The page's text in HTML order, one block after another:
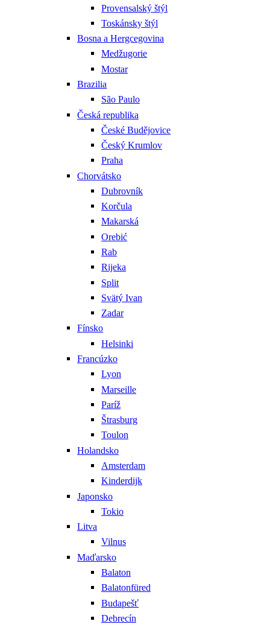
Provensalský štýl
Toskánsky štýl
Bosna a Hergcegovina
Medžugorie
Mostar
Brazilia
São Paulo
Česká republika
České Budějovice
Český Krumlov
Praha
Chorvátsko
Dubrovník
Korčula
Makarská
Orebić
Rab
Rijeka
Split
Svätý Ivan
Zadar
Fínsko
Helsinki
Francúzko
Lyon
Marseille
Paríž
Štrasburg
Toulon
Holandsko
Amsterdam
Kinderdijk
Japonsko
Tokio
Litva
Vilnus
Maďarsko
Balaton
Balatonfüred
Budapešť
Debrecín